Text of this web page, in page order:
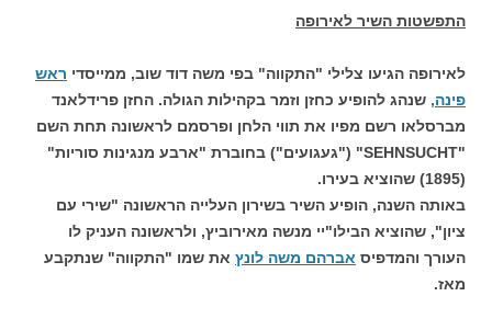
התפשטות השיר לאירופה
לאירופה הגיעו צלילי "התקווה" בפי משה דוד שוב, ממייסדי ראש
פינה, שנהג להופיע כחזן וזמר בקהילות הגולה. החזן פרידלאנד
מברסלאו רשם מפיו את תווי הלחן ופרסמם לראשונה תחת השם
"SEHNSUCHT" ("געגועים") בחוברת "ארבע מנגינות סוריות"
(1895) שהוציא בעירו.
באותה השנה, הופיע השיר בשירון העלייה הראשונה "שירי עם
ציון", שהוציא הבילו"יי מנשה מאירוביץ, ולראשונה העניק לו
העורך והמדפיס אברהם משה לונץ את שמו "התקווה" שנתקבע
מאז.